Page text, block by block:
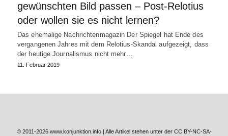
gewünschten Bild passen – Post-Relotius
oder wollen sie es nicht lernen?
Das ehemalige Nachrichtenmagazin Der Spiegel hat Ende des
vergangenen Jahres mit dem Relotius-Skandal aufgezeigt, dass
der heutige Journalismus nicht mehr…
11. Februar 2019
© 2011-2026 www.konjunktion.info | Alle Artikel stehen unter der CC BY-NC-SA-